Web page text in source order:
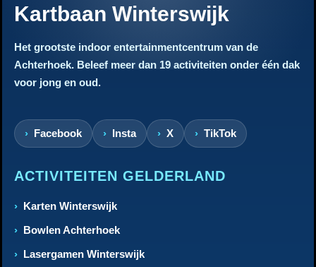
Kartbaan Winterswijk
Het grootste indoor entertainmentcentrum van de
Achterhoek. Beleef meer dan 19 activiteiten onder één dak
voor jong en oud.
Facebook Insta X TikTok
ACTIVITEITEN GELDERLAND
Karten Winterswijk
Bowlen Achterhoek
Lasergamen Winterswijk